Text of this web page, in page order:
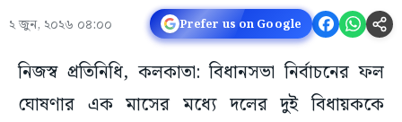
২ জুন, ২০২৬ ০৪:০০ Prefer us on Google
নিজস্ব প্রতিনিধি, কলকাতা: বিধানসভা নির্বাচনের ফল
ঘোষণার এক মাসের মধ্যে দলের দুই বিধায়ককে